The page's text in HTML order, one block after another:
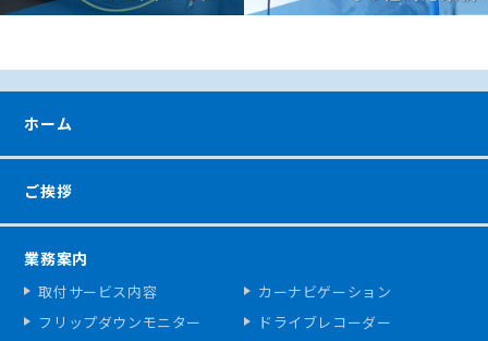
ホーム
ご挨拶
業務案内
取付サービス内容
カーナビゲーション
フリップダウンモニター
ドライブレコーダー